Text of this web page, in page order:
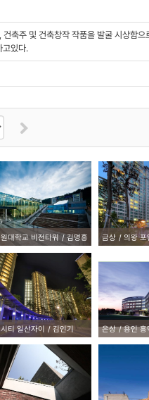
축주 및 건축창작 작품을 발굴 시상함으
고있다.
대학교 비전타워 김명홍 금상 의왕 포
티 일산자이 김인기 은상 용인 흥